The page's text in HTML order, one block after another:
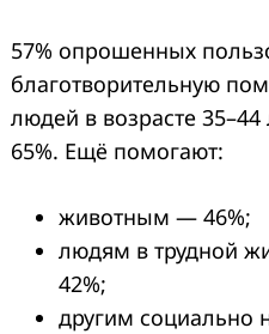
57% опрошенных
благотворительную
людей в возрасте
65%. Ещё помогают:
животным — 46%;
людям в трудной
42%;
другим